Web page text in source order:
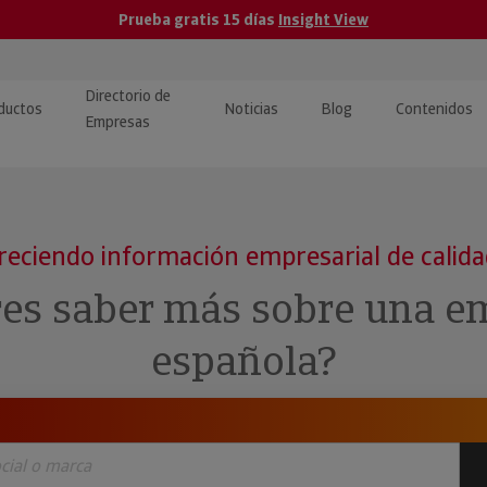
Prueba gratis 15 días Insight View
y ERP
· Recuperación de
Directorio de
Empresas
Noticias Blog Contenidos
Pública
Investigada
información empresarial de
saber más sobre una
española?